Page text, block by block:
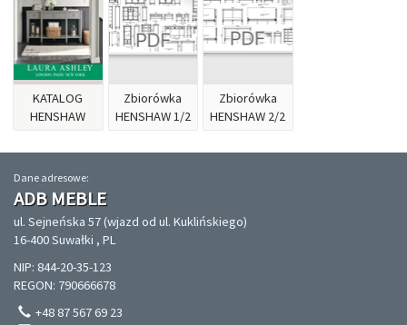
KATALOG
HENSHAW
Zbiorówka
HENSHAW 1/2
Zbiorówka
HENSHAW 2/2
Dane adresowe:
ADB MEBLE
ul. Sejneńska 57 (wjazd od ul. Kuklińskiego)
16-400 Suwałki , PL
NIP: 844-20-35-123
REGON: 790666678
+48 87 567 69 23